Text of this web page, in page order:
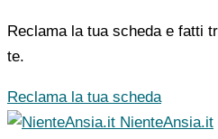
Reclama la tua scheda e fatti
te.
Reclama la tua scheda
NienteAnsia.it